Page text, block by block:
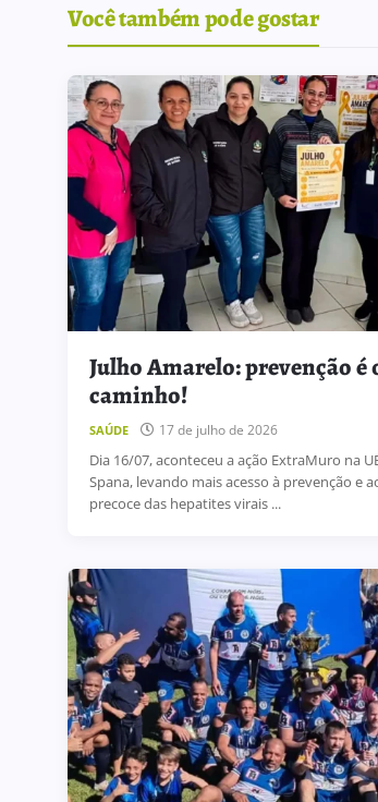
Você também pode gostar
Julho Amarelo: prevenção é
caminho!
SAÚDE 17 de julho de 2026
Dia 16/07, aconteceu a ação ExtraMuro na
Spana, levando mais acesso à prevenção e
precoce das hepatites virais ...